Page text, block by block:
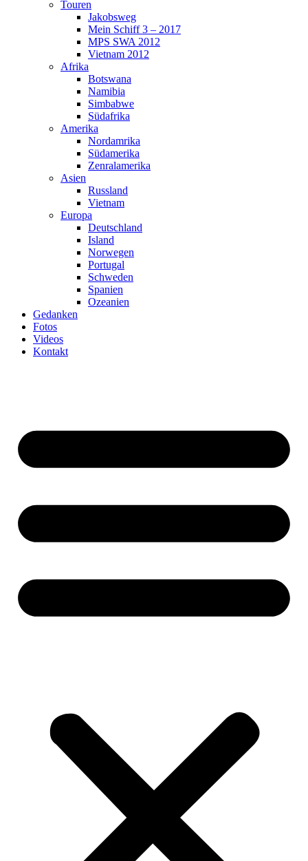
Touren
Jakobsweg
Mein Schiff 3 – 2017
MPS SWA 2012
Vietnam 2012
Afrika
Botswana
Namibia
Simbabwe
Südafrika
Amerika
Nordamrika
Südamerika
Zenralamerika
Asien
Russland
Vietnam
Europa
Deutschland
Island
Norwegen
Portugal
Schweden
Spanien
Ozeanien
Gedanken
Fotos
Videos
Kontakt